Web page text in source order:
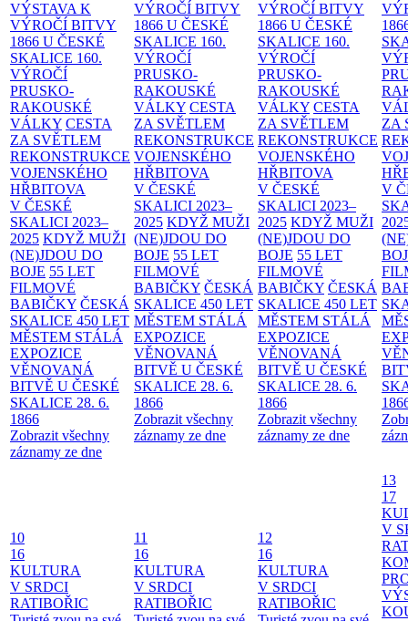
VÝSTAVA K
VÝROČÍ BITVY
1866 U ČESKÉ
SKALICE 160.
VÝROČÍ
PRUSKO-
RAKOUSKÉ
VÁLKY CESTA
ZA SVĚTLEM
REKONSTRUKCE
VOJENSKÉHO
HŘBITOVA
V ČESKÉ
SKALICI 2023–
2025 KDYŽ MUŽI
(NE)JDOU DO
BOJE 55 LET
FILMOVÉ
BABIČKY ČESKÁ
SKALICE 450 LET
MĚSTEM STÁLÁ
EXPOZICE
VĚNOVANÁ
BITVĚ U ČESKÉ
SKALICE 28. 6.
1866
Zobrazit všechny
záznamy ze dne
VÝROČÍ BITVY
1866 U ČESKÉ
SKALICE 160.
VÝROČÍ
PRUSKO-
RAKOUSKÉ
VÁLKY CESTA
ZA SVĚTLEM
REKONSTRUKCE
VOJENSKÉHO
HŘBITOVA
V ČESKÉ
SKALICI 2023–
2025 KDYŽ MUŽI
(NE)JDOU DO
BOJE 55 LET
FILMOVÉ
BABIČKY ČESKÁ
SKALICE 450 LET
MĚSTEM STÁLÁ
EXPOZICE
VĚNOVANÁ
BITVĚ U ČESKÉ
SKALICE 28. 6.
1866
Zobrazit všechny
záznamy ze dne
VÝROČÍ BITVY
1866 U ČESKÉ
SKALICE 160.
VÝROČÍ
PRUSKO-
RAKOUSKÉ
VÁLKY CESTA
ZA SVĚTLEM
REKONSTRUKCE
VOJENSKÉHO
HŘBITOVA
V ČESKÉ
SKALICI 2023–
2025 KDYŽ MUŽI
(NE)JDOU DO
BOJE 55 LET
FILMOVÉ
BABIČKY ČESKÁ
SKALICE 450 LET
MĚSTEM STÁLÁ
EXPOZICE
VĚNOVANÁ
BITVĚ U ČESKÉ
SKALICE 28. 6.
1866
Zobrazit všechny
záznamy ze dne
ZA
V
10
16
KULTURA
V SRDCI
RATIBOŘIC
11
16
KULTURA
V SRDCI
RATIBOŘIC
12
16
KULTURA
V SRDCI
RATIBOŘIC
13
17
V